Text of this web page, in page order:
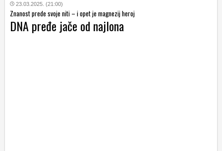
23.03.2025. (21:00)
Znanost prede svoje niti – i opet je magnezij heroj
DNA pređe jače od najlona